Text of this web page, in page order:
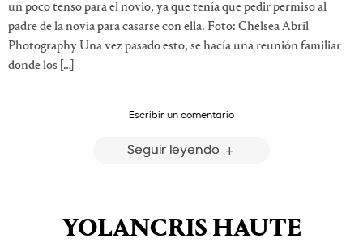
un poco tenso para el novio, ya que tenía que pedir permiso al
padre de la novia para casarse con ella. Foto: Chelsea Abril
Photography Una vez pasado esto, se hacía una reunión familiar
donde los […]
Escribir un comentario
Seguir leyendo
YOLANCRIS HAUTE